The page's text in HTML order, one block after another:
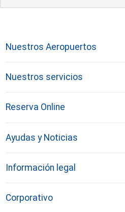
Nuestros Aeropuertos
Nuestros servicios
Reserva Online
Ayudas y Noticias
Información legal
Corporativo